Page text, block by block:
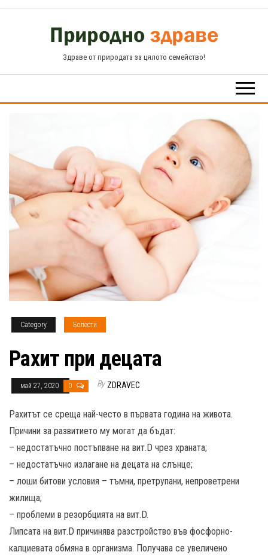
Здраве от природата за цялото семейство!
Category Болести
Рахит при децата
май 27, 2020 0 By ZDRAVEC
Рахитът се среща най-често в първата година на живота.
Причини за развитието му могат да бъдат:
– недостатъчно постъпване на вит.D чрез храната;
– недостатъчно излагане на децата на слънце;
– лоши битови условия – тъмни, претрупани, непроветрени
жилища;
– проблеми в резорбцията на вит.D.
Липсата на вит.D причинява разстройство във фосфорно-
калциевата обмяна в организма. Получава се увеличено